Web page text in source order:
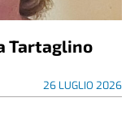
Tartaglino
26 LUGLIO 2026